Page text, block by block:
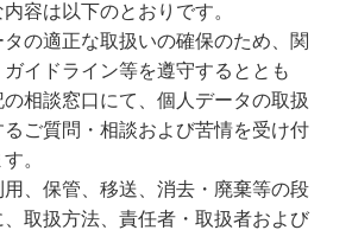
容は以下のとおりです。
タの適正な取扱いの確保のため、関
イドライン等を遵守するととも
の相談窓口にて、個人データの取扱
るご質問・相談および苦情を受け付
。
用、保管、移送、消去・廃棄等の段
、取扱方法、責任者・取扱者および